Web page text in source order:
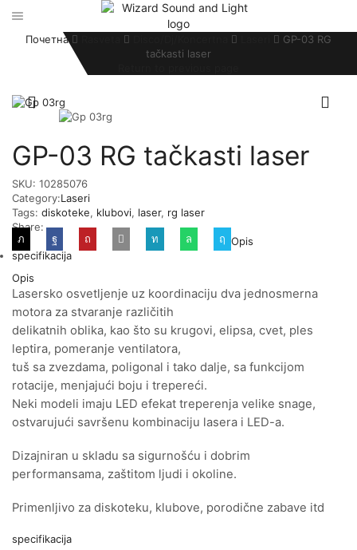
Почетна
GP-03 RG
tačkasti laser
GP-03 RG tačkasti laser
SKU: 10285076
Category:Laseri
Tags: diskoteke, klubovi, laser, rg laser
Share:
Opis
specifikacija
Opis
Lasersko osvetljenje uz koordinaciju dva jednosmerna
motora za stvaranje različitih
delikatnih oblika, kao što su krugovi, elipsa, cvet, ples
leptira, pomeranje ventilatora,
tuš sa zvezdama, poligonal i tako dalje, sa funkcijom
rotacije, menjajući boju i trepereći.
Neki modeli imaju LED efekat treperenja velike snage,
ostvarujući savršenu kombinaciju lasera ​​i LED-a.
Dizajniran u skladu sa sigurnošću i dobrim
performansama, zaštitom ljudi i okoline.
Primenljivo za diskoteku, klubove, porodične zabave itd
specifikacija